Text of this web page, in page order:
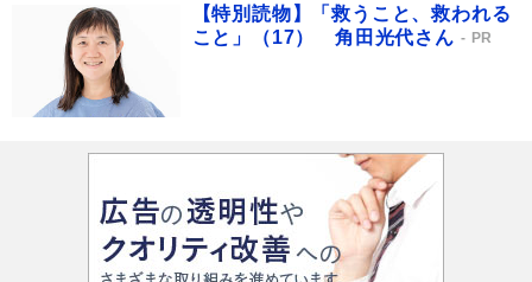
【特別読物】「救うこと、救われる
こと」（17） 角田光代さん
PR